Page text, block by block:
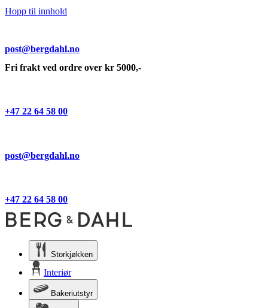
Hopp til innhold
post@bergdahl.no
Fri frakt ved ordre over kr 5000,-
+47 22 64 58 00
post@bergdahl.no
+47 22 64 58 00
Storkjøkken
Interiør
Bakeriutstyr